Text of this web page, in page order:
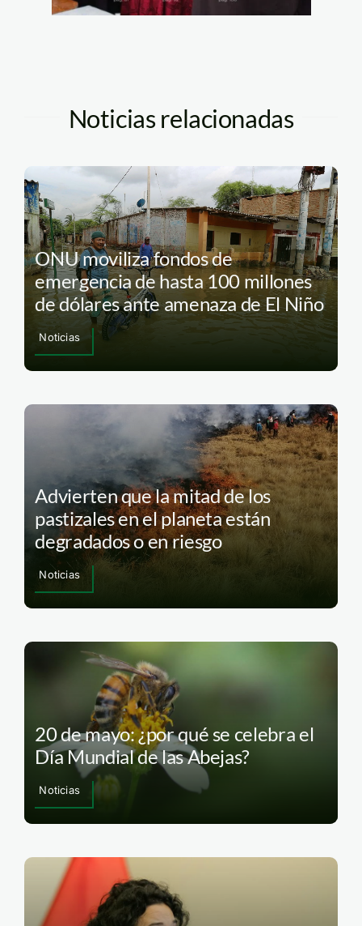
Noticias relacionadas
ONU moviliza fondos de
emergencia de hasta 100 millones
de dólares ante amenaza de El Niño
Noticias
Advierten que la mitad de los
pastizales en el planeta están
degradados o en riesgo
Noticias
20 de mayo: ¿por qué se celebra el
Día Mundial de las Abejas?
Noticias